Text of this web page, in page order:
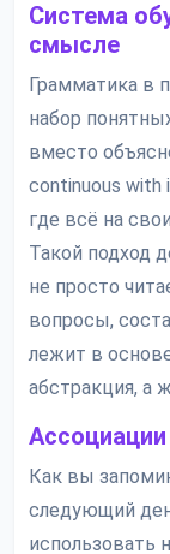
Система
смысле
Грамматика в
набор
вместо
continuous with
где всё на
Такой подход
не просто
вопросы,
лежит в
абстракция, а
Как вы
следующий
использовать